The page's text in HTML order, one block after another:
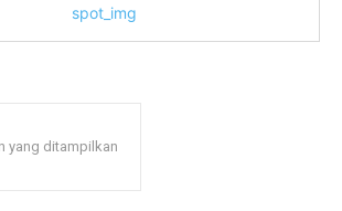
yang ditampilkan